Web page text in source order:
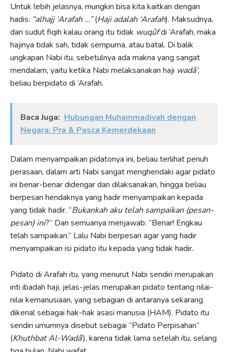
Untuk lebih jelasnya, mungkin bisa kita kaitkan dengan
hadis: “alhajj ‘Arafah …”(Haji adalah ‘Arafah). Maksudnya,
dari sudut fiqih kalau orang itu tidak wuqûfdi ‘Arafah, maka
hajinya tidak sah, tidak sempurna, atau batal. Di balik
ungkapan Nabi itu, sebetulnya ada makna yang sangat
mendalam, yaitu ketika Nabi melaksanakan haji wadâ‘,
beliau berpidato di ‘Arafah.
Baca Juga: Hubungan Muhammadiyah dengan
Negara: Pra & Pasca Kemerdekaan
Dalam menyampaikan pidatonya ini, beliau terlihat penuh
perasaan, dalam arti Nabi sangat menghendaki agar pidato
ini benar-benar didengar dan dilaksanakan, hingga beliau
berpesan hendaknya yang hadir menyampaikan kepada
yang tidak hadir. “Bukankah aku telah sampaikan (pesan-
pesan) ini?” Dan semuanya menjawab: “Benar! Engkau
telah sampaikan.” Lalu Nabi berpesan agar yang hadir
menyampaikan isi pidato itu kepada yang tidak hadir.
Pidato di Arafah itu, yang menurut Nabi sendiri merupakan
inti ibadah haji, jelas-jelas merupakan pidato tentang nilai-
nilai kemanusiaan, yang sebagian di antaranya sekarang
dikenal sebagai hak-hak asasi manusia (HAM). Pidato itu
sendiri umumnya disebut sebagai “Pidato Perpisahan”
(Khuthbat Al-Wadâ‘), karena tidak lama setelah itu, selang